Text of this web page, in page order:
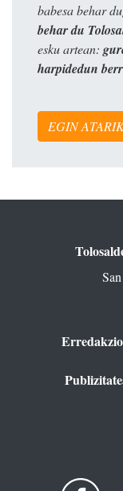
babesa behar
behar du
esku artean:
harpidedun
EGIN